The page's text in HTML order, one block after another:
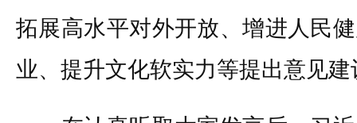
拓展高水平对外开放、增进人民
业、提升文化软实力等提出意见建